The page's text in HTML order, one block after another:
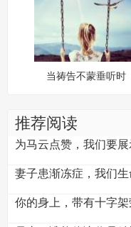
当祷告不蒙垂听时
推荐阅读
为马云点赞，我们要
妻子患渐冻症，我们
你的身上，带有十字架